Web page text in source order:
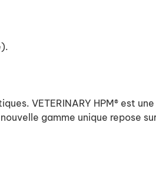
VETERINARY HPM® est
gamme unique repose